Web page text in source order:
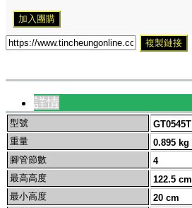
加入團購
複製鏈接
詳情
型號
GT0545T
重量
0.895 kg
腳管節數
4
最高高度
122.5 cm
最小高度
20 cm